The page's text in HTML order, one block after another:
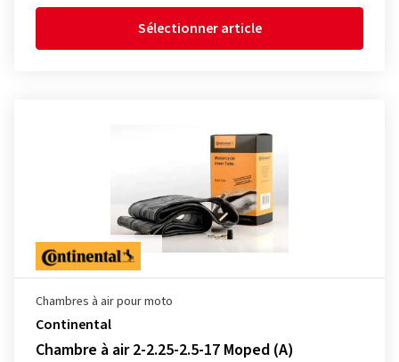
Sélectionner article
Chambres à air pour moto
Continental
Chambre à air 2-2.25-2.5-17 Moped (A)